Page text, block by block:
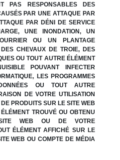
PAS RESPONSABLES DES
PAR UNE ATTAQUE PAR
PAR DÉNI DE SERVICE
UNE INONDATION, UN
OU UN PLANTAGE
CHEVAUX DE TROIE, DES
OU TOUT AUTRE ÉLÉMENT
POUVANT INFECTER
LES PROGRAMMES
OU TOUT AUTRE
DE VOTRE UTILISATION
PRODUITS SUR LE SITE WEB
TROUVÉ OU OBTENU
WEB OU DE VOTRE
ÉLÉMENT AFFICHÉ SUR LE
WEB OU COMPTE DE MÉDIA